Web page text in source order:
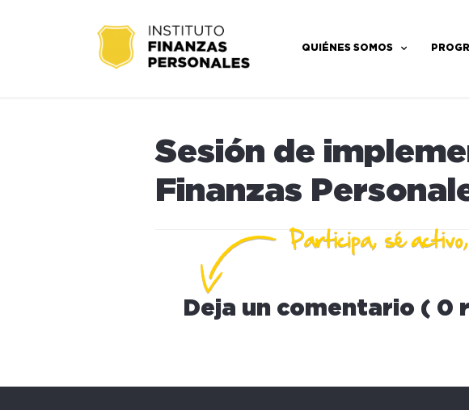
QUIÉNES SOMOS
Sesión de
Finanzas
Deja un comentario ( 0